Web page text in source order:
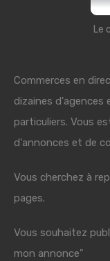
Le
Commerces en
dizaines d'agences
particuliers. Vous
d'annonces et de
Vous cherchez à
pages.
Vous souhaitez
mon annonce"